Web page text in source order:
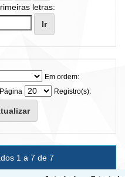
letras:
Em ordem:
Registro(s):
1 a 7 de 7